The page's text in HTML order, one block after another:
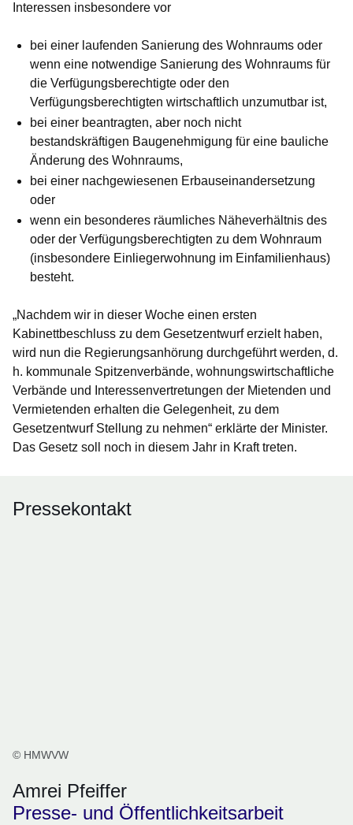
Interessen insbesondere vor
bei einer laufenden Sanierung des Wohnraums oder
wenn eine notwendige Sanierung des Wohnraums für
die Verfügungsberechtigte oder den
Verfügungsberechtigten wirtschaftlich unzumutbar ist,
bei einer beantragten, aber noch nicht
bestandskräftigen Baugenehmigung für eine bauliche
Änderung des Wohnraums,
bei einer nachgewiesenen Erbauseinandersetzung
oder
wenn ein besonderes räumliches Näheverhältnis des
oder der Verfügungsberechtigten zu dem Wohnraum
(insbesondere Einliegerwohnung im Einfamilienhaus)
besteht.
„Nachdem wir in dieser Woche einen ersten
Kabinettbeschluss zu dem Gesetzentwurf erzielt haben,
wird nun die Regierungsanhörung durchgeführt werden, d.
h. kommunale Spitzenverbände, wohnungswirtschaftliche
Verbände und Interessenvertretungen der Mietenden und
Vermietenden erhalten die Gelegenheit, zu dem
Gesetzentwurf Stellung zu nehmen“ erklärte der Minister.
Das Gesetz soll noch in diesem Jahr in Kraft treten.
Pressekontakt
© HMWVW
Amrei Pfeiffer
Presse- und Öffentlichkeitsarbeit